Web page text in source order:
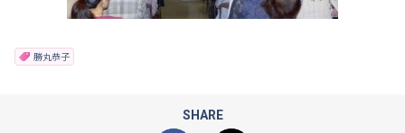
勝丸恭子
SHARE